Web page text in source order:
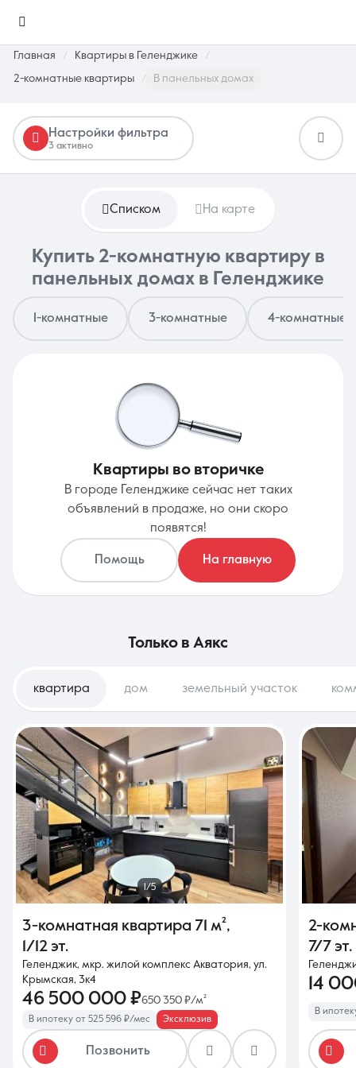
Избранное
0 объявлений
О компании
Главная Квартиры в Геленджике
2-комнатные квартиры В панельных домах
Настройки фильтра
3 активно
Списком На карте
Купить 2-комнатную квартиру в
панельных домах в Геленджике
1-комнатные 3-комнатные 4-комнатные
Квартиры во вторичке
В городе Геленджике сейчас нет таких
объявлений в продаже, но они скоро
появятся!
Помощь На главную
только в Аякс
квартира дом земельный участок
1/5
3-комнатная квартира 71 м²,
1/12 эт.
Геленджик, мкр. жилой комплекс Акватория, ул.
Крымская, 3к4
46 500 000 ₽650 350 ₽/м²
В ипотеку от 525 596 ₽/мес Эксклюзив
Позвонить
2-
7/7 эт.
14
В